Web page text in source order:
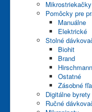
Pomôcky pre
Manuálne
Elektrické
Stolné
Biohit
Brand
Hirschmann
Ostatné
Zásobné
Digitálne byrety
Ručné